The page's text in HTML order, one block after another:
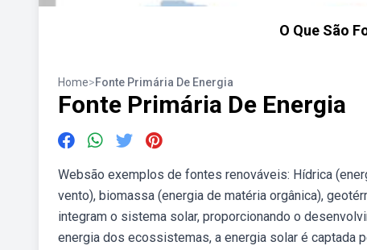
O Que São
Home>Fonte Primária De Energia
Fonte Primária De Energia
Websão exemplos de fontes renováveis: Hídrica
vento), biomassa (energia de matéria orgânica),
integram o sistema solar, proporcionando o
energia dos ecossistemas, a energia solar é captada